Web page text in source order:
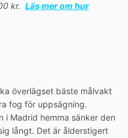
kr. Läs mer om hur
överlägset bäste målvakt
fog för uppsägning.
i Madrid hemma sänker den
långt. Det är ålderstigert